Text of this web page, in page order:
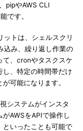
pipやAWS CLI
です。
トは、シェルスクリ
込み、繰り返し作業の
て、cronやタスクスケ
し、特定の時間帯だけ
可能になります。
システムがインスタ
AWSをAPIで操作し
といったことも可能で